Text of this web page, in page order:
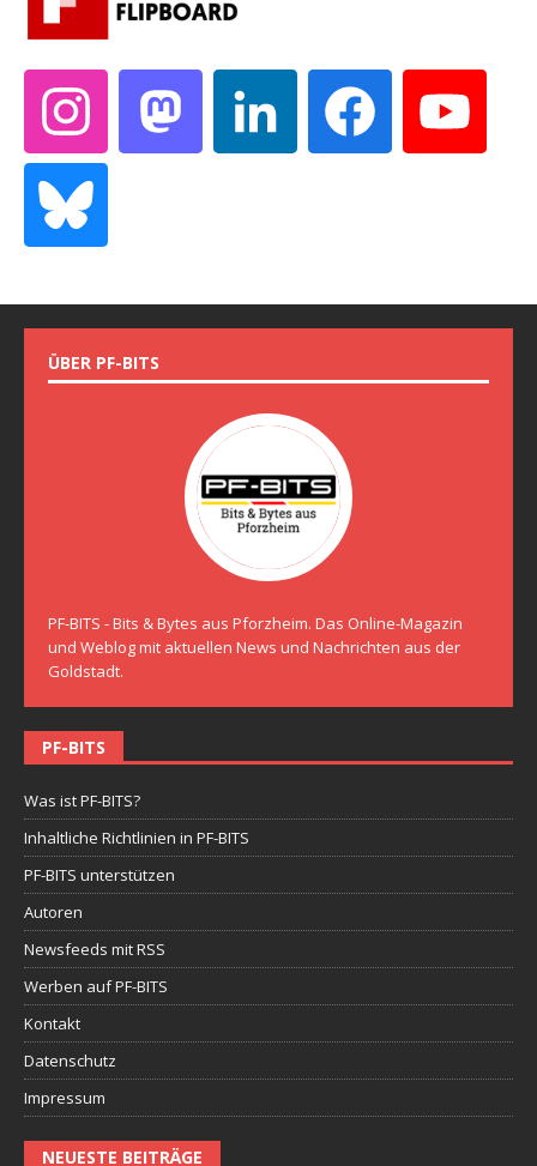
ÜBER PF-BITS
PF-BITS - Bits & Bytes aus Pforzheim. Das Online-Magazin
und Weblog mit aktuellen News und Nachrichten aus der
Goldstadt.
PF-BITS
Was ist PF-BITS?
Inhaltliche Richtlinien in PF-BITS
PF-BITS unterstützen
Autoren
Newsfeeds mit RSS
Werben auf PF-BITS
Kontakt
Datenschutz
Impressum
NEUESTE BEITRÄGE